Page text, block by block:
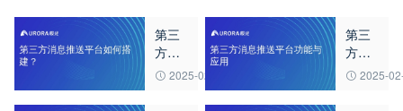
第三
方消
息推2025-02-27
第三
方消
息推2025-